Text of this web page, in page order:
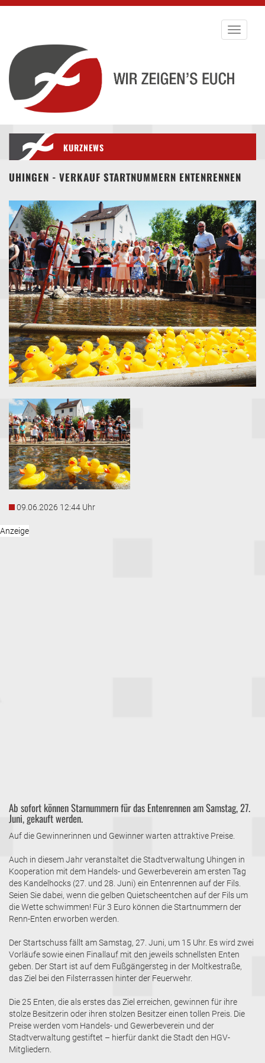
Toggle
KURZNEWS
UHINGEN - VERKAUF STARTNUMMERN ENTENRENNEN
09.06.2026 12:44 Uhr
Ab sofort können Starnummern für das Entenrennen am Samstag, 27.
Juni, gekauft werden.
Auf die Gewinnerinnen und Gewinner warten attraktive Preise.
Auch in diesem Jahr veranstaltet die Stadtverwaltung Uhingen in
Kooperation mit dem Handels- und Gewerbeverein am ersten Tag
des Kandelhocks (27. und 28. Juni) ein Entenrennen auf der Fils.
Seien Sie dabei, wenn die gelben Quietscheentchen auf der Fils um
die Wette schwimmen! Für 3 Euro können die Startnummern der
Renn-Enten erworben werden.
Der Startschuss fällt am Samstag, 27. Juni, um 15 Uhr. Es wird zwei
Vorläufe sowie einen Finallauf mit den jeweils schnellsten Enten
geben. Der Start ist auf dem Fußgängersteg in der Moltkestraße,
das Ziel bei den Filsterrassen hinter der Feuerwehr.
Die 25 Enten, die als erstes das Ziel erreichen, gewinnen für ihre
stolze Besitzerin oder ihren stolzen Besitzer einen tollen Preis. Die
Preise werden vom Handels- und Gewerbeverein und der
Stadtverwaltung gestiftet – hierfür dankt die Stadt den HGV-
Mitgliedern.